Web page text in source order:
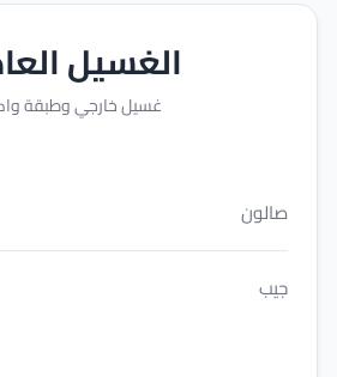
الغسيل
غسيل خارجي وطبقة
صالون
جيب